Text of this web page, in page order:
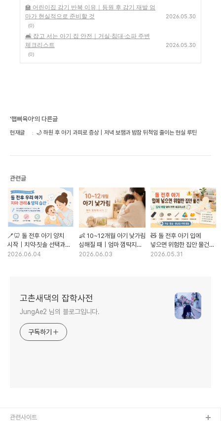
🏫 어린이집 감기 반복 이유｜등원 후 감기 재발 엄
마가 현실적으로 준비할 것
(0)
2026.05.30
🛋️ 잡고 서는 아기 집 안전｜거실·침대·소파 주변
체크리스트
(0)
2026.05.30
'햅삐육아'의 다른글
현재글 🌙 하원 후 아기 과피로 증상｜저녁 보챔과 밤잠 뒤척임 줄이는 현실 루틴
관련글
🪥🦷 돌 전후 아기 양치
시작｜치약·칫솔 선택과
양치 거부 대처법
2026.06.04
👶 10~12개월 아기 낯가림
심해질 때｜엄마 껌딱지
시기 분리불안 대처법
2026.06.03
🧸 돌 전후 아기 입에
넣으면 위험한 집안 물건｜
질식 예방 엄마 안전
2026.05.31
고촌새댁의 잡학사전
JungAe2 님의 블로그입니다.
구독하기
관련사이트